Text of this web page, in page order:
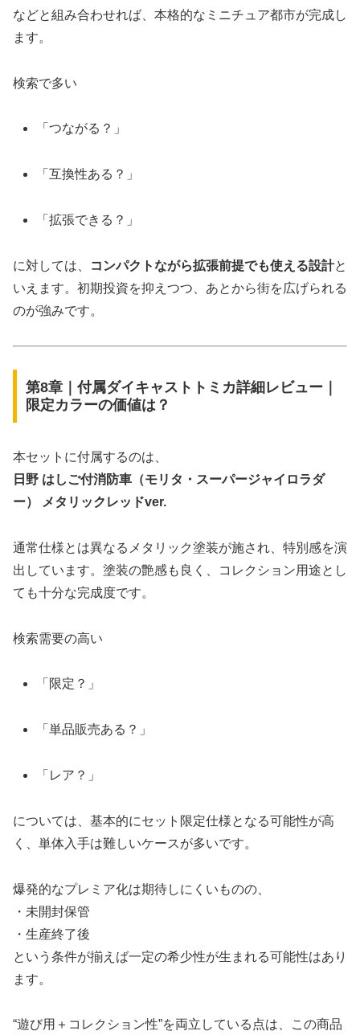
などと組み合わせれば、本格的なミニチュア都市が完成し
ます。
検索で多い
「つながる？」
「互換性ある？」
「拡張できる？」
に対しては、 コンパクトながら拡張前提でも使える設計と
いえます。初期投資を抑えつつ、あとから街を広げられる
のが強みです。
第8章｜付属ダイキャストトミカ詳細レビュー｜
限定カラーの価値は？
本セットに付属するのは、
日野 はしご付消防車（モリタ・スーパージャイロラダ
ー） メタリックレッドver.
通常仕様とは異なるメタリック塗装が施され、特別感を演
出しています。塗装の艶感も良く、コレクション用途とし
ても十分な完成度です。
検索需要の高い
「限定？」
「単品販売ある？」
「レア？」
については、基本的にセット限定仕様となる可能性が高
く、単体入手は難しいケースが多いです。
爆発的なプレミア化は期待しにくいものの、
・未開封保管
・生産終了後
という条件が揃えば一定の希少性が生まれる可能性はあり
ます。
“遊び用＋コレクション性”を両立している点は、この商品